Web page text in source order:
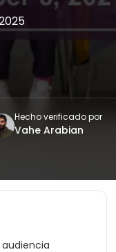
Hecho verificado por
Vahe Arabian